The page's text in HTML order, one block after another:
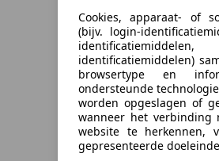
Cookies, apparaat- of
(bijv. login-
identificatiemiddelen)
browsertype en
ondersteunde
worden opgeslagen of
wanneer het verbinding
website te herkennen,
gepresenteerde